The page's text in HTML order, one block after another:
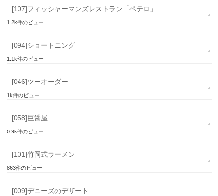
[107]フィッシャーマンズレストラン「ペテロ」
1.2k件のビュー
[094]ショートニング
1.1k件のビュー
[046]ツーオーダー
1k件のビュー
[058]巨醤屋
0.9k件のビュー
[101]竹岡式ラーメン
863件のビュー
[009]デニーズのデザート